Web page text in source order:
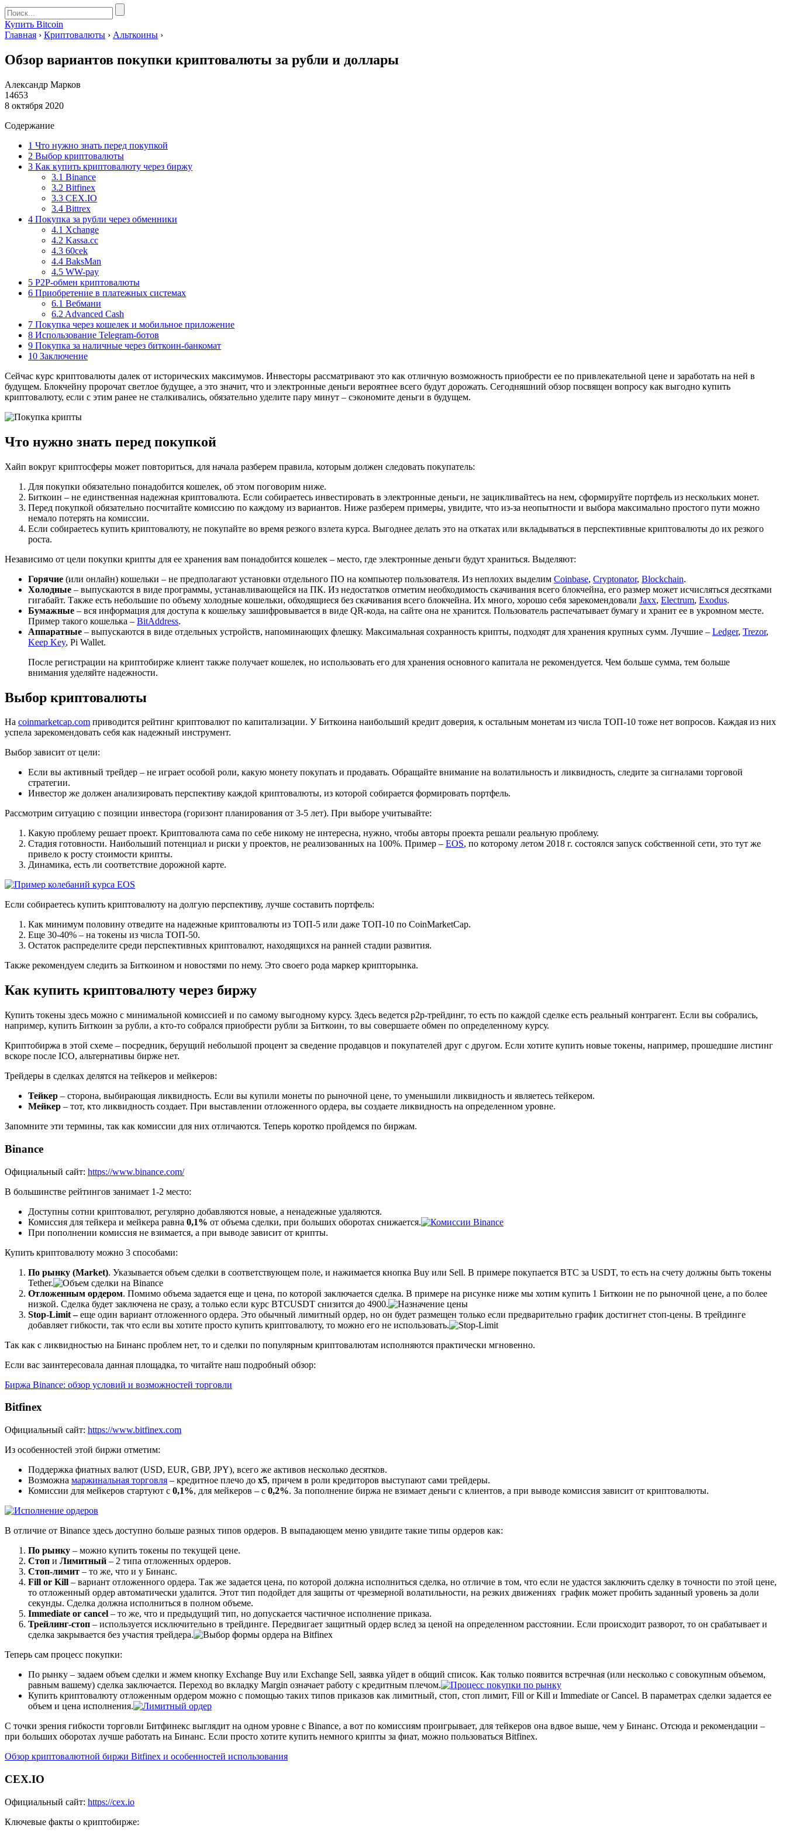
Купить Bitcoin
Главная › Криптовалюты › Альткоины ›
Обзор вариантов покупки криптовалюты за рубли и доллары
Александр Марков
14653
8 октября 2020
Содержание
1 Что нужно знать перед покупкой
2 Выбор криптовалюты
3 Как купить криптовалюту через биржу
3.1 Binance
3.2 Bitfinex
3.3 CEX.IO
3.4 Bittrex
4 Покупка за рубли через обменники
4.1 Xchange
4.2 Kassa.cc
4.3 60cek
4.4 BaksMan
4.5 WW-pay
5 P2P-обмен криптовалюты
6 Приобретение в платежных системах
6.1 Вебмани
6.2 Advanced Cash
7 Покупка через кошелек и мобильное приложение
8 Использование Telegram-ботов
9 Покупка за наличные через биткоин-банкомат
10 Заключение
Сейчас курс криптовалюты далек от исторических максимумов. Инвесторы рассматривают это как отличную возможность приобрести ее по привлекательной цене и заработать на ней в
будущем. Блокчейну пророчат светлое будущее, а это значит, что и электронные деньги вероятнее всего будут дорожать. Сегодняшний обзор посвящен вопросу как выгодно купить
криптовалюту, если с этим ранее не сталкивались, обязательно уделите пару минут – сэкономите деньги в будущем.
Что нужно знать перед покупкой
Хайп вокруг криптосферы может повториться, для начала разберем правила, которым должен следовать покупатель:
Для покупки обязательно понадобится кошелек, об этом поговорим ниже.
Биткоин – не единственная надежная криптовалюта. Если собираетесь инвестировать в электронные деньги, не зацикливайтесь на нем, сформируйте портфель из нескольких монет.
Перед покупкой обязательно посчитайте комиссию по каждому из вариантов. Ниже разберем примеры, увидите, что из-за неопытности и выбора максимально простого пути можно
немало потерять на комиссии.
Если собираетесь купить криптовалюту, не покупайте во время резкого взлета курса. Выгоднее делать это на откатах или вкладываться в перспективные криптовалюты до их резкого
роста.
Независимо от цели покупки крипты для ее хранения вам понадобится кошелек – место, где электронные деньги будут храниться. Выделяют:
Горячие (или онлайн) кошельки – не предполагают установки отдельного ПО на компьютер пользователя. Из неплохих выделим Coinbase, Cryptonator, Blockchain.
Холодные – выпускаются в виде программы, устанавливающейся на ПК. Из недостатков отметим необходимость скачивания всего блокчейна, его размер может исчисляться десятками
гигабайт. Также есть небольшие по объему холодные кошельки, обходящиеся без скачивания всего блокчейна. Их много, хорошо себя зарекомендовали Jaxx, Electrum, Exodus.
Бумажные – вся информация для доступа к кошельку зашифровывается в виде QR-кода, на сайте она не хранится. Пользователь распечатывает бумагу и хранит ее в укромном месте.
Пример такого кошелька – BitAddress.
Аппаратные – выпускаются в виде отдельных устройств, напоминающих флешку. Максимальная сохранность крипты, подходят для хранения крупных сумм. Лучшие – Ledger, Trezor,
Keep Key, Pi Wallet.
После регистрации на криптобирже клиент также получает кошелек, но использовать его для хранения основного капитала не рекомендуется. Чем больше сумма, тем больше
внимания уделяйте надежности.
Выбор криптовалюты
На coinmarketcap.com приводится рейтинг криптовалют по капитализации. У Биткоина наибольший кредит доверия, к остальным монетам из числа ТОП-10 тоже нет вопросов. Каждая из них
успела зарекомендовать себя как надежный инструмент.
Выбор зависит от цели:
Если вы активный трейдер – не играет особой роли, какую монету покупать и продавать. Обращайте внимание на волатильность и ликвидность, следите за сигналами торговой
стратегии.
Инвестор же должен анализировать перспективу каждой криптовалюты, из которой собирается формировать портфель.
Рассмотрим ситуацию с позиции инвестора (горизонт планирования от 3-5 лет). При выборе учитывайте:
Какую проблему решает проект. Криптовалюта сама по себе никому не интересна, нужно, чтобы авторы проекта решали реальную проблему.
Стадия готовности. Наибольший потенциал и риски у проектов, не реализованных на 100%. Пример – EOS, по которому летом 2018 г. состоялся запуск собственной сети, это тут же
привело к росту стоимости крипты.
Динамика, есть ли соответствие дорожной карте.
Если собираетесь купить криптовалюту на долгую перспективу, лучше составить портфель:
Как минимум половину отведите на надежные криптовалюты из ТОП-5 или даже ТОП-10 по CoinMarketCap.
Еще 30-40% – на токены из числа ТОП-50.
Остаток распределите среди перспективных криптовалют, находящихся на ранней стадии развития.
Также рекомендуем следить за Биткоином и новостями по нему. Это своего рода маркер крипторынка.
Как купить криптовалюту через биржу
Купить токены здесь можно с минимальной комиссией и по самому выгодному курсу. Здесь ведется р2р-трейдинг, то есть по каждой сделке есть реальный контрагент. Если вы собрались,
например, купить Биткоин за рубли, а кто-то собрался приобрести рубли за Биткоин, то вы совершаете обмен по определенному курсу.
Криптобиржа в этой схеме – посредник, берущий небольшой процент за сведение продавцов и покупателей друг с другом. Если хотите купить новые токены, например, прошедшие листинг
вскоре после ICO, альтернативы бирже нет.
Трейдеры в сделках делятся на тейкеров и мейкеров:
Тейкер – сторона, выбирающая ликвидность. Если вы купили монеты по рыночной цене, то уменьшили ликвидность и являетесь тейкером.
Мейкер – тот, кто ликвидность создает. При выставлении отложенного ордера, вы создаете ликвидность на определенном уровне.
Запомните эти термины, так как комиссии для них отличаются. Теперь коротко пройдемся по биржам.
Binance
Официальный сайт: https://www.binance.com/
В большинстве рейтингов занимает 1-2 место:
Доступны сотни криптовалют, регулярно добавляются новые, а ненадежные удаляются.
Комиссия для тейкера и мейкера равна 0,1% от объема сделки, при больших оборотах снижается.
При пополнении комиссия не взимается, а при выводе зависит от крипты.
Купить криптовалюту можно 3 способами:
По рынку (Market). Указывается объем сделки в соответствующем поле, и нажимается кнопка Buy или Sell. В примере покупается ВТС за USDT, то есть на счету должны быть токены
Tether.
Отложенным ордером. Помимо объема задается еще и цена, по которой заключается сделка. В примере на рисунке ниже мы хотим купить 1 Биткоин не по рыночной цене, а по более
низкой. Сделка будет заключена не сразу, а только если курс ВТСUSDT снизится до 4900.
Stop-Limit –еще один вариант отложенного ордера. Это обычный лимитный ордер, но он будет размещен только если предварительно график достигнет стоп-цены. В трейдинге
добавляет гибкости, так что если вы хотите просто купить криптовалюту, то можно его не использовать.
Так как с ликвидностью на Бинанс проблем нет, то и сделки по популярным криптовалютам исполняются практически мгновенно.
Если вас заинтересовала данная площадка, то читайте наш подробный обзор:
Биржа Binance: обзор условий и возможностей торговли
Bitfinex
Официальный сайт: https://www.bitfinex.com
Из особенностей этой биржи отметим:
Поддержка фиатных валют (USD, EUR, GBP, JPY), всего же активов несколько десятков.
Возможна маржинальная торговля – кредитное плечо до x5, причем в роли кредиторов выступают сами трейдеры.
Комиссии для мейкеров стартуют с 0,1%, для мейкеров – с 0,2%. За пополнение биржа не взимает деньги с клиентов, а при выводе комиссия зависит от криптовалюты.
В отличие от Binance здесь доступно больше разных типов ордеров. В выпадающем меню увидите такие типы ордеров как:
По рынку – можно купить токены по текущей цене.
Стоп и Лимитный – 2 типа отложенных ордеров.
Стоп-лимит – то же, что и у Бинанс.
Fill or Kill – вариант отложенного ордера. Так же задается цена, по которой должна исполниться сделка, но отличие в том, что если не удастся заключить сделку в точности по этой цене,
то отложенный ордер автоматически удалится. Этот тип подойдет для защиты от чрезмерной волатильности, на резких движениях график может пробить заданный уровень за доли
секунды. Сделка должна исполниться в полном объеме.
Immediate or cancel – то же, что и предыдущий тип, но допускается частичное исполнение приказа.
Трейлинг-стоп – используется исключительно в трейдинге. Передвигает защитный ордер вслед за ценой на определенном расстоянии. Если происходит разворот, то он срабатывает и
сделка закрывается без участия трейдера.
Теперь сам процесс покупки:
По рынку – задаем объем сделки и жмем кнопку Exchange Buy или Exchange Sell, заявка уйдет в общий список. Как только появится встречная (или несколько с совокупным объемом,
равным вашему) сделка заключается. Переход во вкладку Margin означает работу с кредитным плечом.
Купить криптовалюту отложенным ордером можно с помощью таких типов приказов как лимитный, стоп, стоп лимит, Fill or Kill и Immediate or Cancel. В параметрах сделки задается ее
объем и цена исполнения.
С точки зрения гибкости торговли Битфинекс выглядит на одном уровне с Binance, а вот по комиссиям проигрывает, для тейкеров она вдвое выше, чем у Бинанс. Отсюда и рекомендации –
при больших оборотах лучше работать на Бинанс. Если просто хотите купить немного крипты за фиат, можно пользоваться Bitfinex.
Обзор криптовалютной биржи Bitfinex и особенностей использования
CEX.IO
Официальный сайт: https://cex.io
Ключевые факты о криптобирже: